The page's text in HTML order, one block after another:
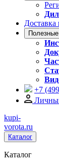
Доставка
+7
kupi-
vorota.ru
Каталог
Каталог